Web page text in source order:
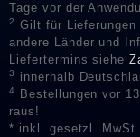
Tage vor der
2
Gilt für
andere Länder und
Liefertermins siehe
3 innerhalb
4
Bestellungen vor
raus!
* inkl. gesetzl.